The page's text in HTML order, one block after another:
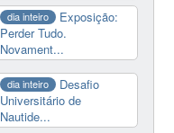
dia inteiro
Exposição:
Perder Tudo.
Novament...
dia inteiro
Desafio
Universitário de
Nautide...